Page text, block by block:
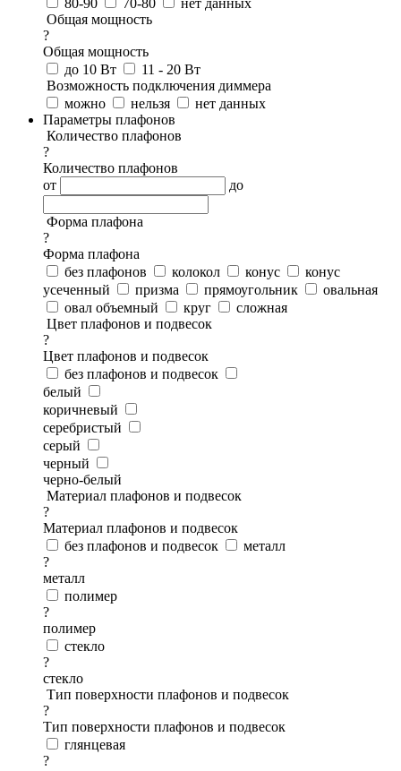
Общая мощность
?
Общая мощность
до 10 Вт
11 - 20 Вт
Возможность подключения диммера
можно
нельзя
нет данных
Параметры плафонов
Количество плафонов
?
Количество плафонов
от
до
Форма плафона
?
Форма плафона
без плафонов
колокол конус
конус
усеченный
призма прямоугольник
овальная
овал объемный
круг
сложная
Цвет плафонов и подвесок
?
Цвет плафонов и подвесок
без плафонов и подвесок
белый
коричневый
серебристый
серый
черный
черно-белый
Материал плафонов и подвесок
?
Материал плафонов и подвесок
без плафонов и подвесок
металл
?
металл
полимер
?
полимер
стекло
?
стекло
Тип поверхности плафонов и подвесок
?
Тип поверхности плафонов и подвесок
глянцевая
?